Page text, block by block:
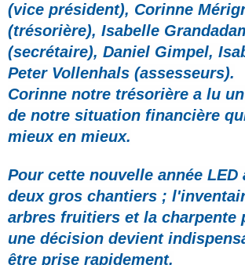
(vice président), Corinne
(trésorière), Isabelle
(secrétaire), Daniel Gimpel,
Peter Vollenhals (assesseurs).
Corinne notre trésorière a lu
de notre situation financière
mieux en mieux.
Pour cette nouvelle année LED
deux gros chantiers ;
arbres fruitiers et la charpente
une décision devient
être prise rapidement.